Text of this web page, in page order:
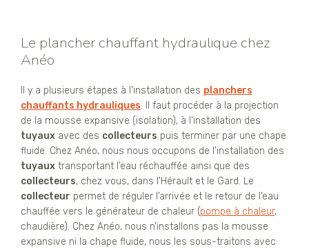
Le plancher chauffant hydraulique chez
Anéo
Il y a plusieurs étapes à l’installation des planchers
chauffants hydrauliques. Il faut procéder à la projection
de la mousse expansive (isolation), à l’installation des
tuyaux avec des collecteurs puis terminer par une chape
fluide. Chez Anéo, nous nous occupons de l’installation des
tuyaux transportant l’eau réchauffée ainsi que des
collecteurs, chez vous, dans l'Hérault et le Gard. Le
collecteur permet de réguler l’arrivée et le retour de l’eau
chauffée vers le générateur de chaleur (pompe à chaleur,
chaudière). Chez Anéo, nous n’installons pas la mousse
expansive ni la chape fluide, nous les sous-traitons avec